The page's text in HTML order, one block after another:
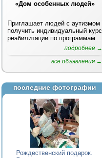
«Дом особенных людей»
Приглашает людей с аутизмом
получить индивидуальный курс
реабилитации по программам...
подробнее →
все объявления →
последние фотографии
Рождественский подарок.